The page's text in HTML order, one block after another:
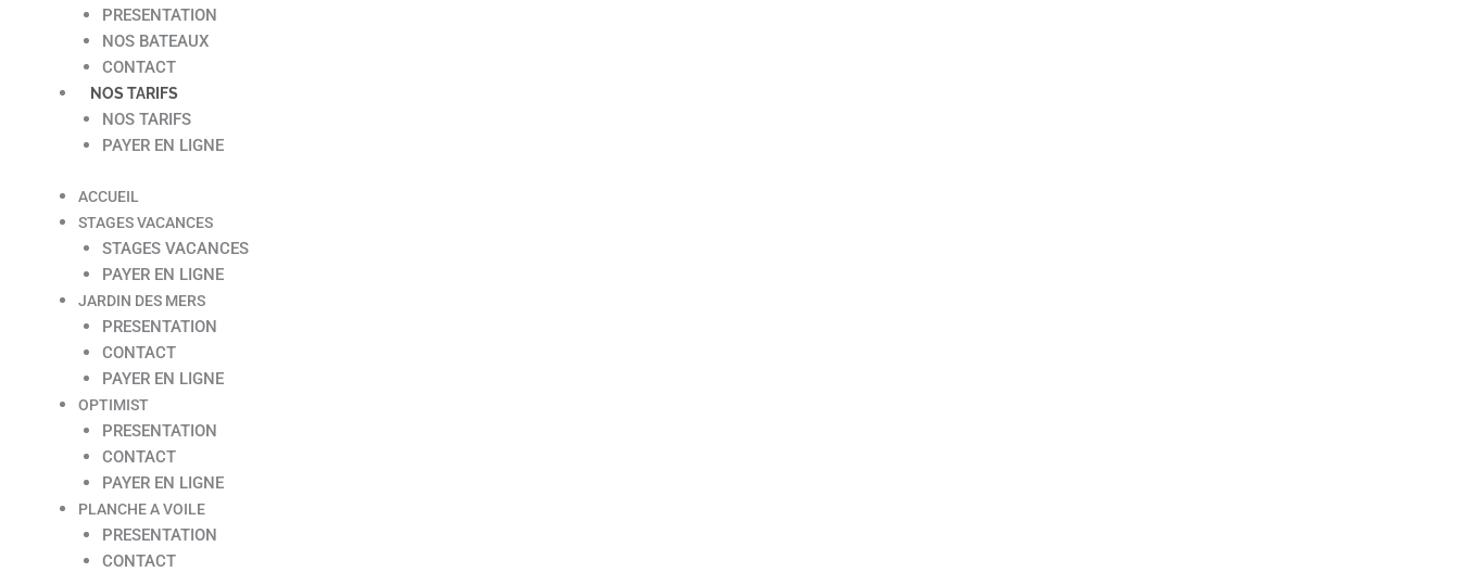
PRESENTATION
NOS BATEAUX
CONTACT
NOS TARIFS
NOS TARIFS
PAYER EN LIGNE
ACCUEIL
STAGES VACANCES
STAGES VACANCES
PAYER EN LIGNE
JARDIN DES MERS
PRESENTATION
CONTACT
PAYER EN LIGNE
OPTIMIST
PRESENTATION
CONTACT
PAYER EN LIGNE
PLANCHE A VOILE
PRESENTATION
CONTACT